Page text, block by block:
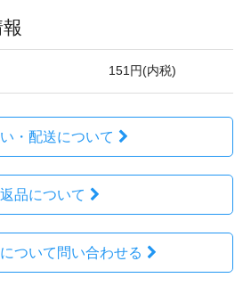
151円(内税)
・配送について
返品について
ついて問い合わせる